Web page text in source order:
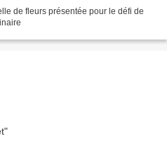
de fleurs présentée pour le défi de